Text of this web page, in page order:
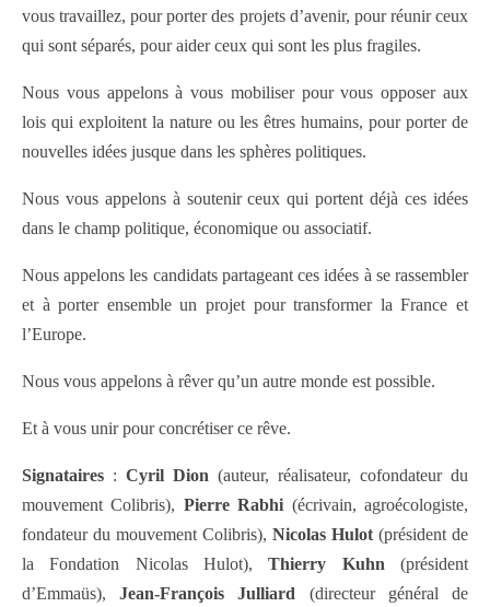
vous travaillez, pour porter des projets d’avenir, pour réunir ceux
qui sont séparés, pour aider ceux qui sont les plus fragiles.
Nous vous appelons à vous mobiliser pour vous opposer aux
lois qui exploitent la nature ou les êtres humains, pour porter de
nouvelles idées jusque dans les sphères politiques.
Nous vous appelons à soutenir ceux qui portent déjà ces idées
dans le champ politique, économique ou associatif.
Nous appelons les candidats partageant ces idées à se rassembler
et à porter ensemble un projet pour transformer la France et
l’Europe.
Nous vous appelons à rêver qu’un autre monde est possible.
Et à vous unir pour concrétiser ce rêve.
Signataires : Cyril Dion (auteur, réalisateur, cofondateur du
mouvement Colibris), Pierre Rabhi (écrivain, agroécologiste,
fondateur du mouvement Colibris), Nicolas Hulot(président de
la Fondation Nicolas Hulot),Thierry Kuhn(président
d’Emmaüs),Jean-François Julliard (directeur général de